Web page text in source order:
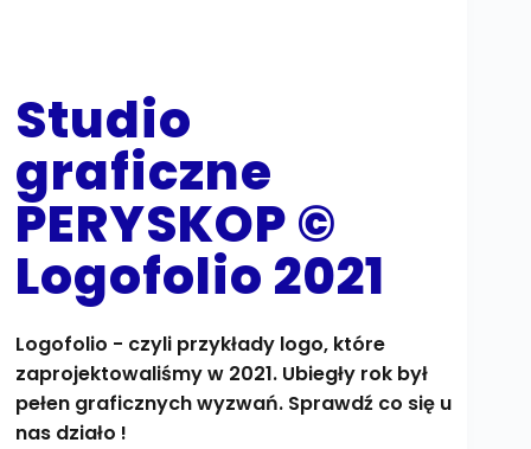
Studio
graficzne
PERYSKOP ©
Logofolio 2021
Logofolio - czyli przykłady logo, które
zaprojektowaliśmy w 2021. Ubiegły rok był
pełen graficznych wyzwań. Sprawdź co się u
nas działo !